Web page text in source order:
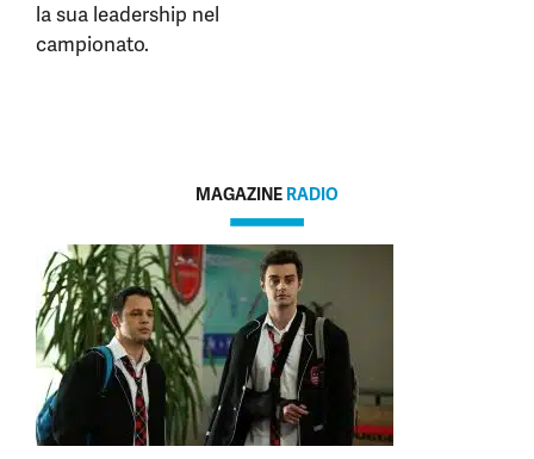
la sua leadership nel
campionato.
MAGAZINE RADIO